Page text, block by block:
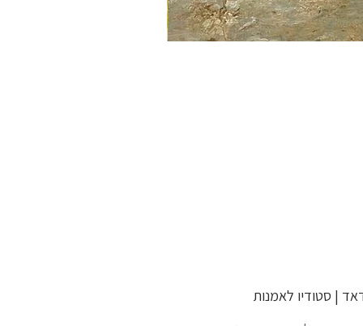
| סטודיו לאמנות